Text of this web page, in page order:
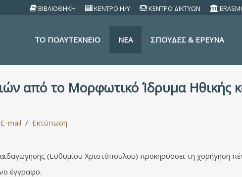
ΒΙΒΛΙΟΘΗΚΗ ΚΕΝΤΡΟ Η/Υ ΚΕΝΤΡΟ ΔΙΚΤΥΩΝ
TO ΠΟΛΥΤΕΧΝΕΙΟ ΝΕΑ ΣΠΟΥΔΕΣ & ΕΡΕΥΝΑ
από το Μορφωτικό Ίδρυμα Ηθικής
E-mail Εκτύπωση
(Ευθυμίου Χριστόπουλου) προκηρύσσει τη χορήγηση
έγγραφο.